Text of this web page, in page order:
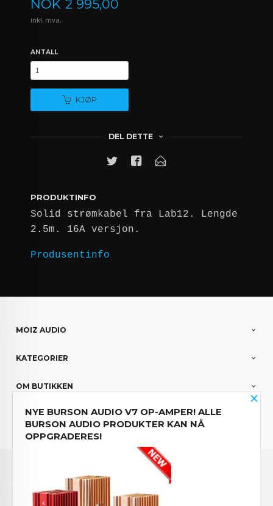
Pris
NOK 2 995,00
inkl. mva.
ANTALL
KJØP
DEL DETTE
PRODUKTINFO
Solid strømkabel fra Lab12. Lengde
2.5m. 16A versjon.
Produsentinfo
MOIZ AUDIO
KATEGORIER
OM BUTIKKEN
PARTNERE
Norwegian
FRAKT KJØPSBETINGELSER SIKKERHET OG PERSONVERN
×
NYE BURSON AUDIO V7 OP-AMPER! ALLE
BURSON AUDIO PRODUKTER KAN NÅ
OPPGRADERES!